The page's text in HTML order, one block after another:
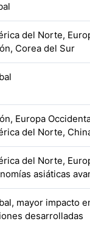
del Norte,
Corea del Sur
Europa
del Norte,
del Norte,
asiáticas
mayor impacto
desarrolladas